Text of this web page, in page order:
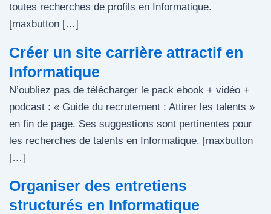
toutes recherches de profils en Informatique.
[maxbutton […]
Créer un site carrière attractif en
Informatique
N’oubliez pas de télécharger le pack ebook + vidéo +
podcast : « Guide du recrutement : Attirer les talents »
en fin de page. Ses suggestions sont pertinentes pour
les recherches de talents en Informatique. [maxbutton
[…]
Organiser des entretiens
structurés en Informatique